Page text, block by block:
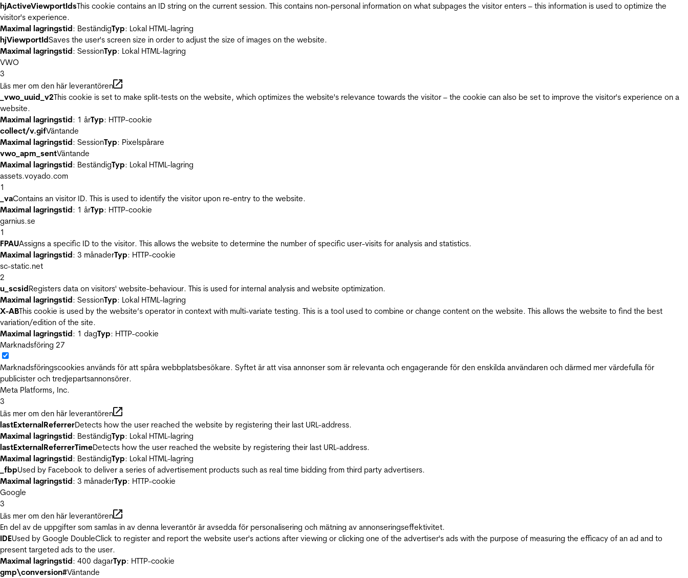
hjActiveViewportIdsThis cookie contains an ID string on the current session. This contains non-personal information on what subpages the visitor enters – this information is used to optimize the
visitor's experience.
Maximal lagringstid: BeständigTyp: Lokal HTML-lagring
hjViewportIdSaves the user's screen size in order to adjust the size of images on the website.
Maximal lagringstid: SessionTyp: Lokal HTML-lagring
VWO
3
Läs mer om den här leverantören
_vwo_uuid_v2This cookie is set to make split-tests on the website, which optimizes the website's relevance towards the visitor – the cookie can also be set to improve the visitor's experience on a
website.
Maximal lagringstid: 1 årTyp: HTTP-cookie
collect/v.gifVäntande
Maximal lagringstid: SessionTyp: Pixelspårare
vwo_apm_sentVäntande
Maximal lagringstid: BeständigTyp: Lokal HTML-lagring
assets.voyado.com
1
_vaContains an visitor ID. This is used to identify the visitor upon re-entry to the website.
Maximal lagringstid: 1 årTyp: HTTP-cookie
garnius.se
1
FPAUAssigns a specific ID to the visitor. This allows the website to determine the number of specific user-visits for analysis and statistics.
Maximal lagringstid: 3 månaderTyp: HTTP-cookie
sc-static.net
2
u_scsidRegisters data on visitors' website-behaviour. This is used for internal analysis and website optimization.
Maximal lagringstid: SessionTyp: Lokal HTML-lagring
X-ABThis cookie is used by the website’s operator in context with multi-variate testing. This is a tool used to combine or change content on the website. This allows the website to find the best
variation/edition of the site.
Maximal lagringstid: 1 dagTyp: HTTP-cookie
Marknadsföring 27
Marknadsföringscookies används för att spåra webbplatsbesökare. Syftet är att visa annonser som är relevanta och engagerande för den enskilda användaren och därmed mer värdefulla för
publicister och tredjepartsannonsörer.
Meta Platforms, Inc.
3
Läs mer om den här leverantören
lastExternalReferrerDetects how the user reached the website by registering their last URL-address.
Maximal lagringstid: BeständigTyp: Lokal HTML-lagring
lastExternalReferrerTimeDetects how the user reached the website by registering their last URL-address.
Maximal lagringstid: BeständigTyp: Lokal HTML-lagring
_fbpUsed by Facebook to deliver a series of advertisement products such as real time bidding from third party advertisers.
Maximal lagringstid: 3 månaderTyp: HTTP-cookie
Google
3
Läs mer om den här leverantören
En del av de uppgifter som samlas in av denna leverantör är avsedda för personalisering och mätning av annonseringseffektivitet.
IDEUsed by Google DoubleClick to register and report the website user's actions after viewing or clicking one of the advertiser's ads with the purpose of measuring the efficacy of an ad and to
present targeted ads to the user.
Maximal lagringstid: 400 dagarTyp: HTTP-cookie
gmp\conversion#Väntande